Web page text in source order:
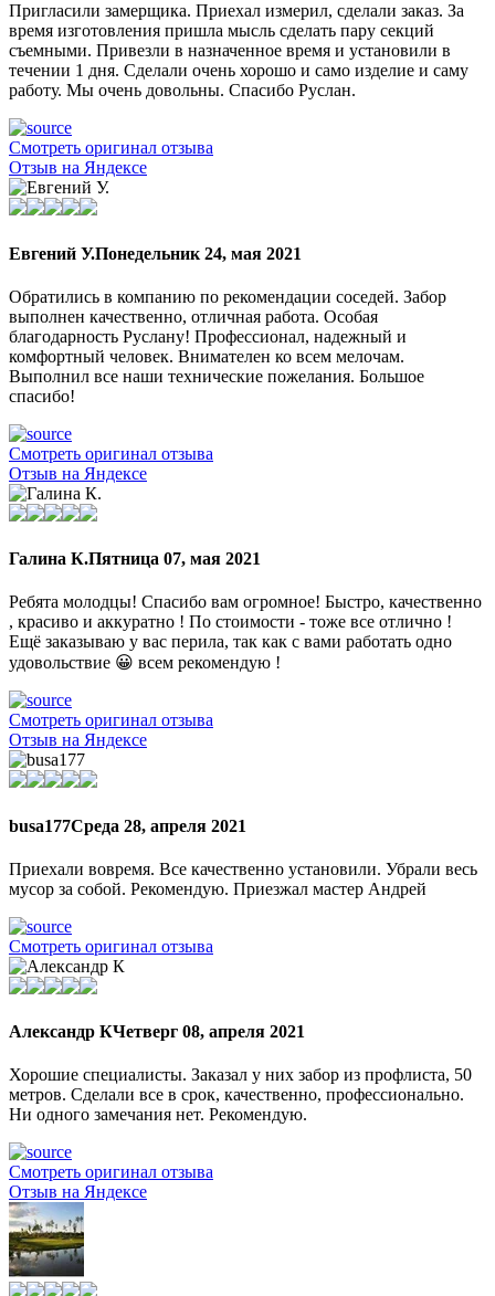
Пригласили замерщика. Приехал измерил, сделали заказ. За
время изготовления пришла мысль сделать пару секций
съемными. Привезли в назначенное время и установили в
течении 1 дня. Сделали очень хорошо и само изделие и саму
работу. Мы очень довольны. Спасибо Руслан.
Смотреть оригинал отзыва
Отзыв на Яндексе
Евгений У.Понедельник 24, мая 2021
Обратились в компанию по рекомендации соседей. Забор
выполнен качественно, отличная работа. Особая
благодарность Руслану! Профессионал, надежный и
комфортный человек. Внимателен ко всем мелочам.
Выполнил все наши технические пожелания. Большое
спасибо!
Смотреть оригинал отзыва
Отзыв на Яндексе
Галина К.Пятница 07, мая 2021
Ребята молодцы! Спасибо вам огромное! Быстро, качественно
, красиво и аккуратно ! По стоимости - тоже все отлично !
Ещё заказываю у вас перила, так как с вами работать одно
удовольствие 😀 всем рекомендую !
Смотреть оригинал отзыва
Отзыв на Яндексе
busa177Среда 28, апреля 2021
Приехали вовремя. Все качественно установили. Убрали весь
мусор за собой. Рекомендую. Приезжал мастер Андрей
Смотреть оригинал отзыва
Александр КЧетверг 08, апреля 2021
Хорошие специалисты. Заказал у них забор из профлиста, 50
метров. Сделали все в срок, качественно, профессионально.
Ни одного замечания нет. Рекомендую.
Смотреть оригинал отзыва
Отзыв на Яндексе